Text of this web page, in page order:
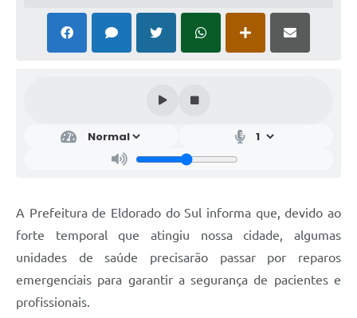
A Prefeitura de Eldorado do Sul informa que, devido ao
forte temporal que atingiu nossa cidade, algumas
unidades de saúde precisarão passar por reparos
emergenciais para garantir a segurança de pacientes e
profissionais.